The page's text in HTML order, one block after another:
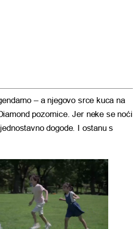
– a njegovo srce kuca na
pozornice. Jer neke se noći
dogode. I ostanu s